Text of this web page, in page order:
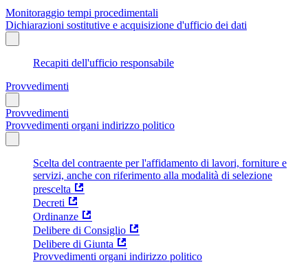
Monitoraggio tempi procedimentali
Dichiarazioni sostitutive e acquisizione d'ufficio dei dati
Recapiti dell'ufficio responsabile
Provvedimenti
Provvedimenti
Provvedimenti organi indirizzo politico
Scelta del contraente per l'affidamento di lavori, forniture e
servizi, anche con riferimento alla modalità di selezione
prescelta
Decreti
Ordinanze
Delibere di Consiglio
Delibere di Giunta
Provvedimenti organi indirizzo politico